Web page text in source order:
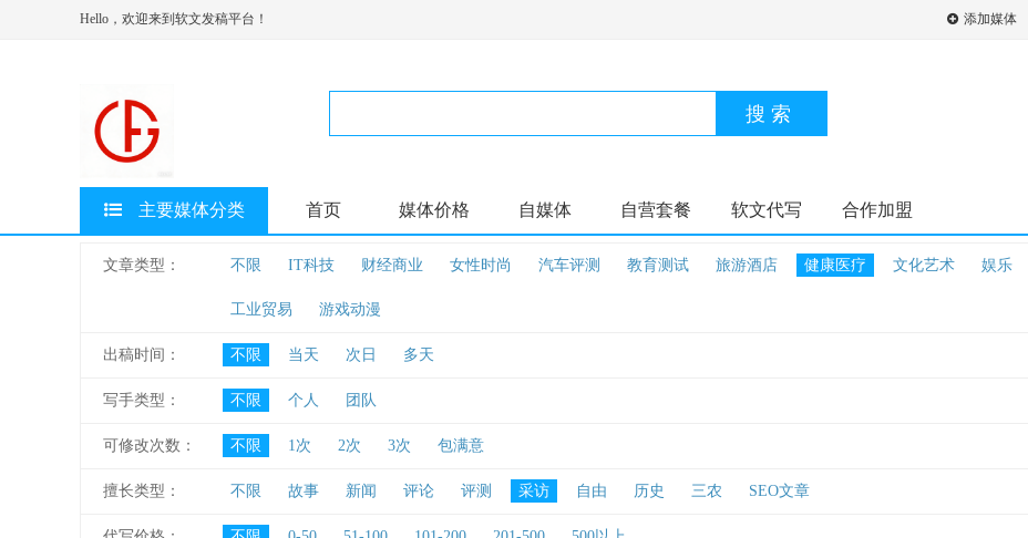
Hello，欢迎来到软文发稿平台！ 添加媒体
搜索
主要媒体分类 首页 媒体价格 自媒体 自营套餐 软文代写 合作加盟
文章类型： 不限 IT科技 财经商业 女性时尚 汽车评测 教育测试 旅游酒店 健康医疗 文化艺术 娱乐
工业贸易 游戏动漫
出稿时间： 不限 当天 次日 多天
写手类型： 不限 个人 团队
可修改次数： 不限 1次 2次 3次 包满意
擅长类型： 不限 故事 新闻 评论 评测 采访 自由 历史 三农 SEO文章